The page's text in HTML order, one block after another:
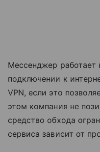
Мессенджер работает
подключении к
VPN, если это
этом компания не
средство обхода
сервиса зависит от